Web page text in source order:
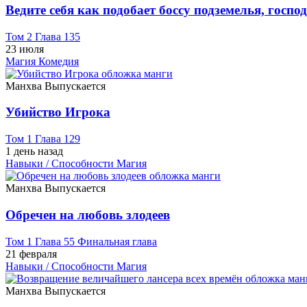
Ведите себя как подобает боссу подземелья,
Том 2 Глава 135
23 июля
Магия Комедия
Манхва Выпускается
Убийство Игрока
Том 1 Глава 129
1 день назад
Навыки / Способности Магия
Манхва Выпускается
Обречен на любовь злодеев
Том 1 Глава 55 Финальная глава
21 февраля
Навыки / Способности Магия
Манхва Выпускается